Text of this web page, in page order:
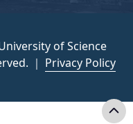
of Science
｜ Privacy Policy